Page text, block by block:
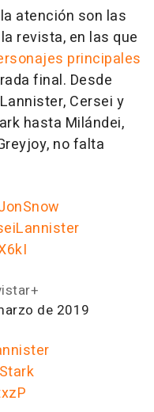
atención son las
revista, en las que
principales
final. Desde
Cersei y
hasta Milándei,
no falta
de 2019